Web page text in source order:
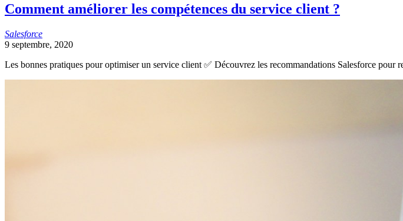
Comment améliorer les compétences du service client ?
Salesforce
9 septembre, 2020
Les bonnes pratiques pour optimiser un service client ✅ Découvrez les recommandations Salesforce pour